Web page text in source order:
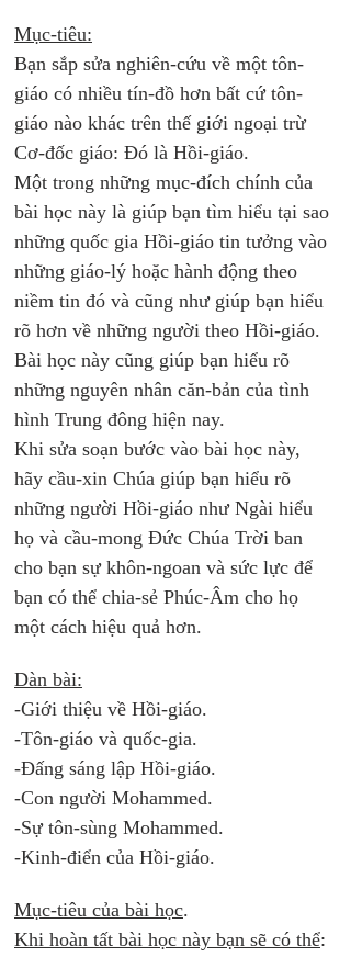
Mục-tiêu:
Bạn sắp sửa nghiên-cứu về một tôn-
giáo có nhiều tín-đồ hơn bất cứ tôn-
giáo nào khác trên thế giới ngoại trừ
Cơ-đốc giáo: Đó là Hồi-giáo.
Một trong những mục-đích chính của
bài học này là giúp bạn tìm hiểu tại sao
những quốc gia Hồi-giáo tin tưởng vào
những giáo-lý hoặc hành động theo
niềm tin đó và cũng như giúp bạn hiểu
rõ hơn về những người theo Hồi-giáo.
Bài học này cũng giúp bạn hiểu rõ
những nguyên nhân căn-bản của tình
hình Trung đông hiện nay.
Khi sửa soạn bước vào bài học này,
hãy cầu-xin Chúa giúp bạn hiểu rõ
những người Hồi-giáo như Ngài hiểu
họ và cầu-mong Đức Chúa Trời ban
cho bạn sự khôn-ngoan và sức lực để
bạn có thể chia-sẻ Phúc-Âm cho họ
một cách hiệu quả hơn.
Dàn bài:
-Giới thiệu về Hồi-giáo.
-Tôn-giáo và quốc-gia.
-Đấng sáng lập Hồi-giáo.
-Con người Mohammed.
-Sự tôn-sùng Mohammed.
-Kinh-điển của Hồi-giáo.
Mục-tiêu của bài học.
Khi hoàn tất bài học này bạn sẽ có thể: